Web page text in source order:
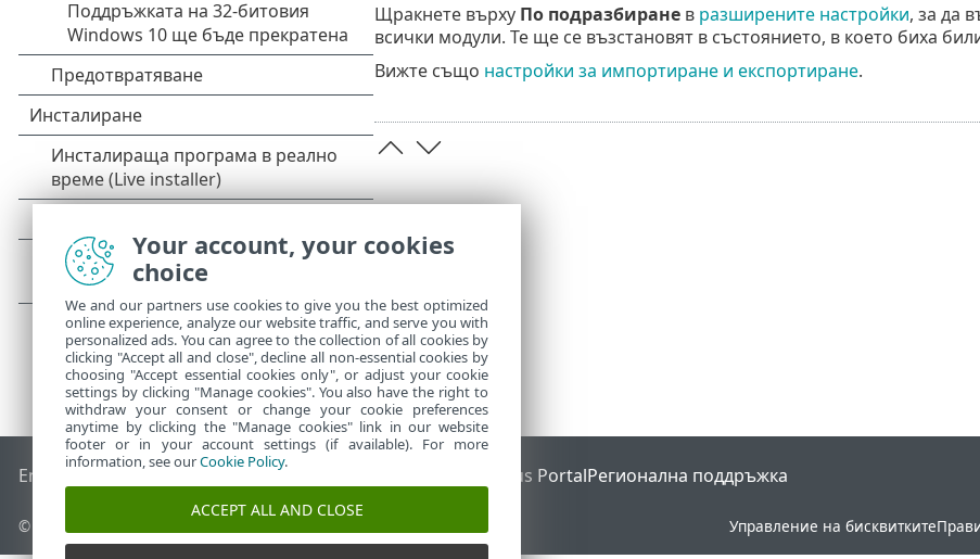
Щракнете върху По подразбиранев разширените настройки, за да
всички модули. Те ще се възстановят в състоянието, в което биха
Вижте също настройки за импортиране и експортиране.
End of Life База със знания на ESET ESET Status PortalРегионална поддръжка
© 1992 - 2026 ESET, spol. s r.o. – всички права запазени. Управление на бисквитките
Your account, your cookies
choice
We and our partners use cookies to give you the best optimized
online experience, analyze our website traffic, and serve you with
personalized ads. You can agree to the collection of all cookies by
clicking "Accept all and close", decline all non-essential cookies by
choosing "Accept essential cookies only", or adjust your cookie
settings by clicking "Manage cookies". You also have the right to
withdraw your consent or change your cookie preferences
anytime by clicking the "Manage cookies" link in our website
footer or in your account settings (if available). For more
information, see ourCookie Policy.
ACCEPT ALL AND CLOSE